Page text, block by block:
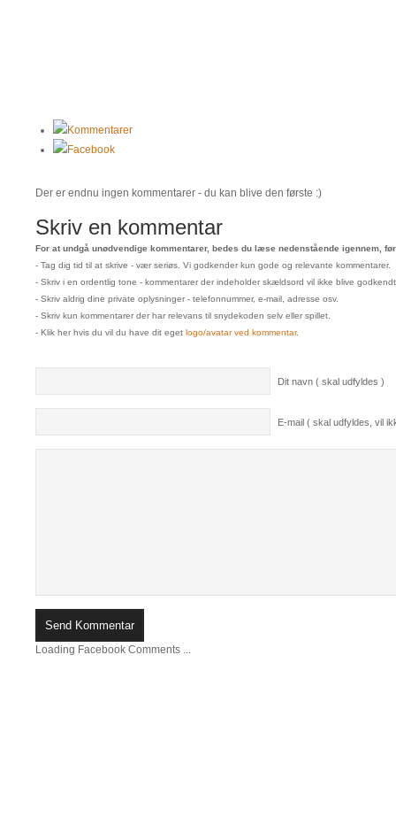
Kommentarer
Facebook
Der er endnu ingen kommentarer - du kan blive den første :)
Skriv en kommentar
For at undgå unødvendige kommentarer, bedes du læse nedenstående igennem,
- Tag dig tid til at skrive - vær seriøs. Vi godkender kun gode og relevante kommentarer.
- Skriv i en ordentlig tone - kommentarer der indeholder skældsord vil ikke blive
- Skriv aldrig dine private oplysninger - telefonnummer, e-mail, adresse osv.
- Skriv kun kommentarer der har relevans til snydekoden selv eller spillet.
- Klik her hvis du vil du have dit eget logo/avatar ved kommentar.
Dit navn ( skal udfyldes )
E-mail ( skal udfyldes, vil
Loading Facebook Comments ...